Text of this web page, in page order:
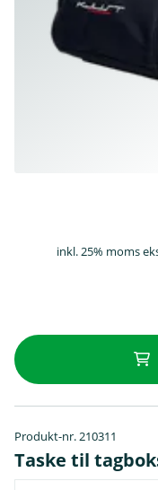
inkl. 25% moms
Produkt-nr. 210311
Taske til